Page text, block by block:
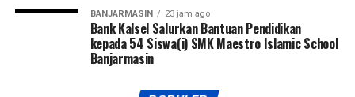
Provinsi Kalsel dan Kabupaten Kotabaru, anggota DPRD
Kalsel Daerah Pemilihan II, para bupati dan wakil bupati
Kotabaru periode sebelumnya, para asisten dan kepala
BANJARMASIN 23 jam ago
Bank Kalsel Salurkan Bantuan Pendidikan
kepada 54 Siswa(i) SMK Maestro Islamic School
Banjarmasin